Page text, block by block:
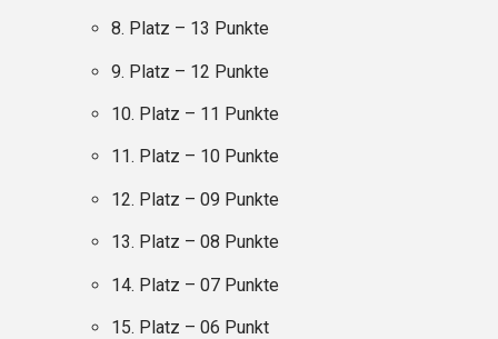
8. Platz – 13 Punkte
9. Platz – 12 Punkte
10. Platz – 11 Punkte
11. Platz – 10 Punkte
12. Platz – 09 Punkte
13. Platz – 08 Punkte
14. Platz – 07 Punkte
15. Platz – 06 Punkt